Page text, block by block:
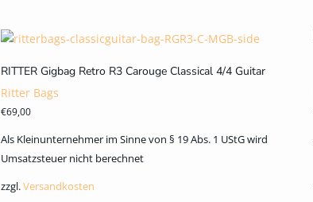
RITTER Gigbag Retro R3 Carouge Classical 4/4 Guitar
Ritter Bags
€69,00
Als Kleinunternehmer im Sinne von § 19 Abs. 1 UStG wird
Umsatzsteuer nicht berechnet
zzgl.Versandkosten